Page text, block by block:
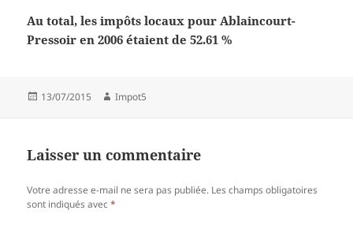
Au total, les impôts locaux pour Ablaincourt-
Pressoir en 2006 étaient de 52.61 %
Publié
13/07/2015 Auteur
Impot5
Laisser un commentaire
Votre adresse e-mail ne sera pas publiée. Les champs obligatoires
sont indiqués avec*